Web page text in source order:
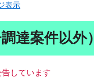
表示
達案件以外）
告しています